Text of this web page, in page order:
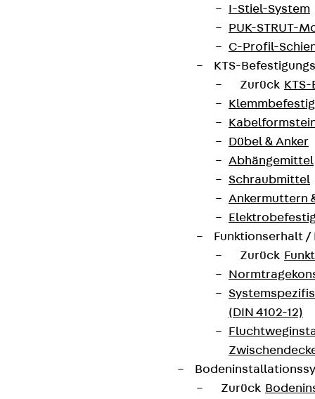
I-Stiel-System
PUK-STRUT-
C-Profil-
KTS-
Zurück
Dübel & Anker
Abhängemittel
Schraubmittel
Ankermuttern
Funktionserhalt
Zurück
(DIN 4102-12)
Zurück